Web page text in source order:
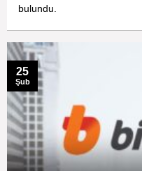
bulundu.
25
Şub